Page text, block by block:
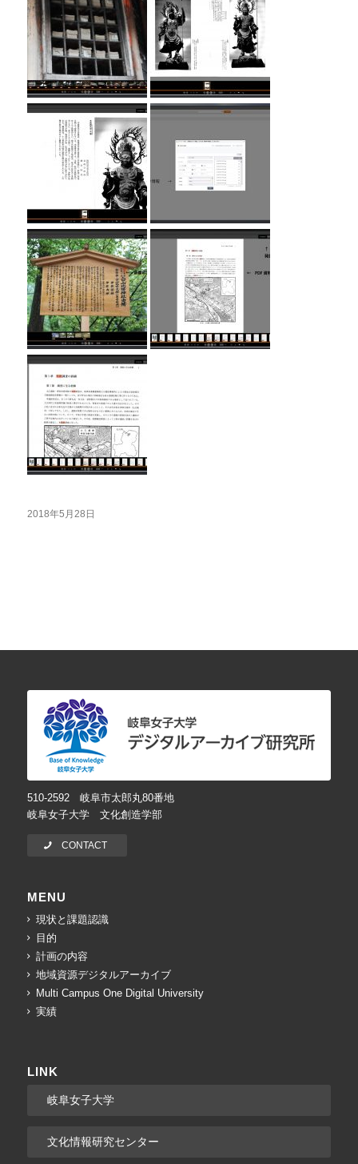
2018年5月28日
510-2592 岐阜市太郎丸80番地
岐阜女子大学 文化創造学部
CONTACT
MENU
現状と課題認識
目的
計画の内容
地域資源デジタルアーカイブ
Multi Campus One Digital University
実績
LINK
岐阜女子大学
文化情報研究センター